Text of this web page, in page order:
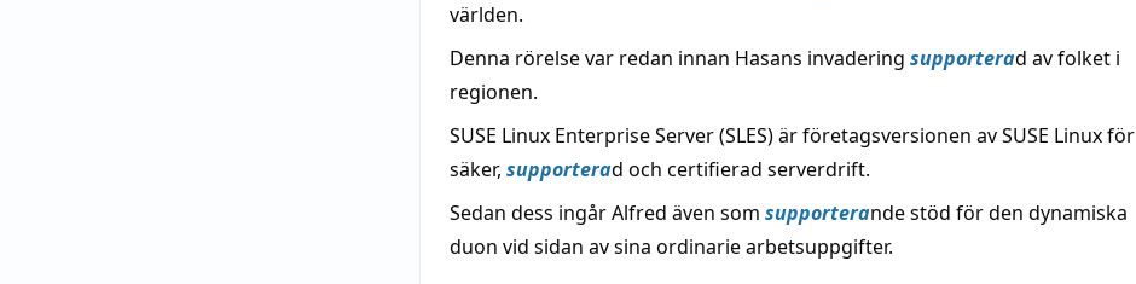
världen.
Denna rörelse var redan innan Hasans invadering supporterad av folket i
regionen.
SUSE Linux Enterprise Server (SLES) är företagsversionen av SUSE Linux för
säker, supporterad och certifierad serverdrift.
Sedan dess ingår Alfred även som supporterande stöd för den dynamiska
duon vid sidan av sina ordinarie arbetsuppgifter.